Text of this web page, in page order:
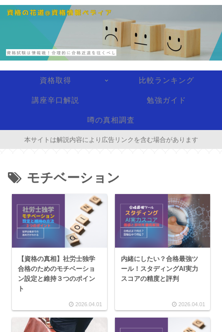
資格取得 比較ランキング
講座辛口解説 勉強ガイド
噂の真相調査
本サイトは解説内容により広告リンクを含む場合があります
モチベーション
【資格の真相】社労士独学
合格のためのモチベーショ
ン設定と維持３つのポイン
ト
2026.04.01
内緒にしたい？合格最強ツ
ール！スタディングAI実力
スコアの精度と評判
2026.04.01